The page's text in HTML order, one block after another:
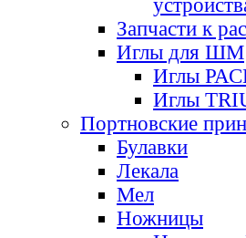
Запчасти к
Иглы для ШМ
Иглы
Иглы
Портновские
Булавки
Лекала
Мел
Ножницы